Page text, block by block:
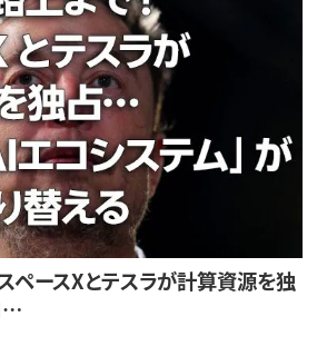
ペースXとテスラが計算資源を独
…